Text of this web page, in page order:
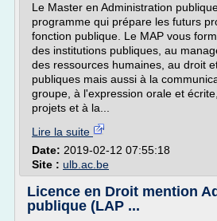
Le Master en Administration
programme qui prépare les futurs
fonction publique. Le MAP vous
des institutions publiques, au
des ressources humaines, au droit
publiques mais aussi à la
groupe, à l'expression orale et
projets et à la...
Lire la suite
Date: 2019-02-12 07:55:18
Site : ulb.ac.be
Licence en Droit mention
publique (LAP ...